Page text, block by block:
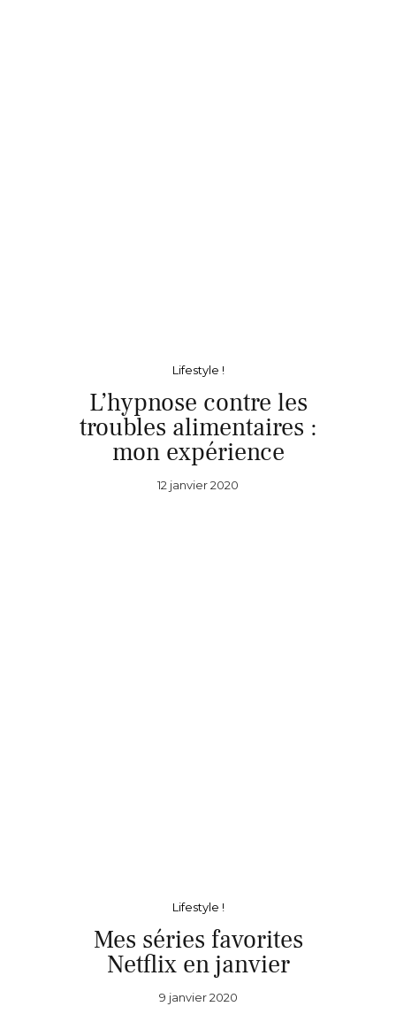
Lifestyle !
L’hypnose contre les
troubles alimentaires :
mon expérience
12 janvier 2020
Lifestyle !
Mes séries favorites
Netflix en janvier
9 janvier 2020